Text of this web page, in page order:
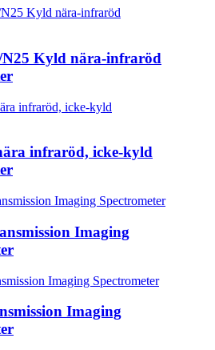
N25 Kyld nära-infraröd
infraröd, icke-kyld
Imaging
Imaging